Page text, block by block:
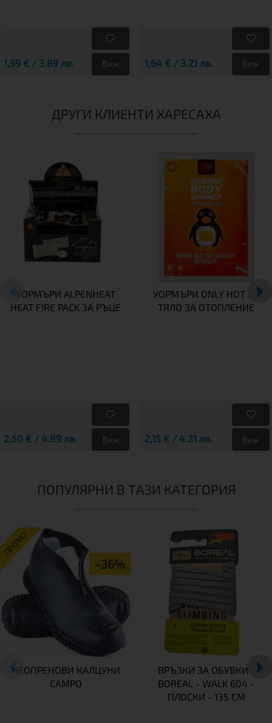
1,99 € / 3.89 лв. Виж 1,64 € / 3.21 лв. Виж
ДРУГИ КЛИЕНТИ ХАРЕСАХА
УОРМЪРИ ALPENHEAT
HEAT FIRE PACK ЗА РЪЦЕ
2,50 € / 4.89 лв. Виж
УОРМЪРИ ONLY HOT ЗА
ТЯЛО ЗА ОТОПЛЕНИЕ
2,15 € / 4.21 лв. Виж
ПОПУЛЯРНИ В ТАЗИ КАТЕГОРИЯ
ПРОМО
-36%
НЕОПРЕНОВИ КАЛЦУНИ
CAMPO
ВРЪЗКИ ЗА ОБУВКИ -
BOREAL - WALK 604 -
ПЛОСКИ - 135 СМ